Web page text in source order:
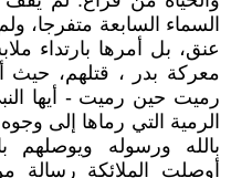
السماء السابعة متفرجا،
عنق، بل أمرها بارتداء
معركة بدر ، قتلهم، حيث
رميت حين رميت - أيها
الرمية التي رماها إلى
بالله ورسوله ويوصلهم
أوصلت الملائكة رسالة